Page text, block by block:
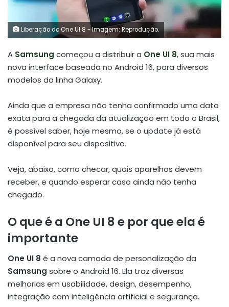
Liberação do One UI 8 - Imagem: Reprodução.
A Samsung começou a distribuir a One UI 8, sua mais
nova interface baseada no Android 16, para diversos
modelos da linha Galaxy.
Ainda que a empresa não tenha confirmado uma data
exata para a chegada da atualização em todo o Brasil,
é possível saber, hoje mesmo, se o update já está
disponível para seu dispositivo.
Veja, abaixo, como checar, quais aparelhos devem
receber, e quando esperar caso ainda não tenha
chegado.
O que é a One UI 8 e por que ela é
importante
One UI 8 é a nova camada de personalização da
Samsung sobre o Android 16. Ela traz diversas
melhorias em usabilidade, design, desempenho,
integração com inteligência artificial e segurança.